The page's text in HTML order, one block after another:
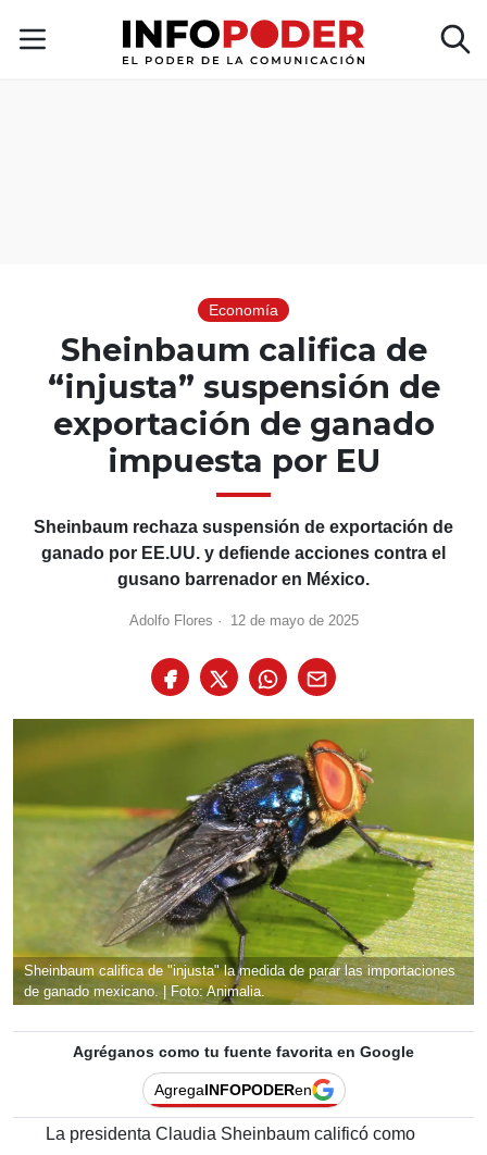
Economía
Sheinbaum califica de
“injusta” suspensión de
exportación de ganado
impuesta por EU
Sheinbaum rechaza suspensión de exportación de
ganado por EE.UU. y defiende acciones contra el
gusano barrenador en México.
Adolfo Flores · 12 de mayo de 2025
Sheinbaum califica de "injusta" la medida de parar las importaciones
de ganado mexicano. | Foto: Animalia.
Agréganos como tu fuente favorita en Google
AgregaINFOPODERen
La presidenta Claudia Sheinbaum calificó como